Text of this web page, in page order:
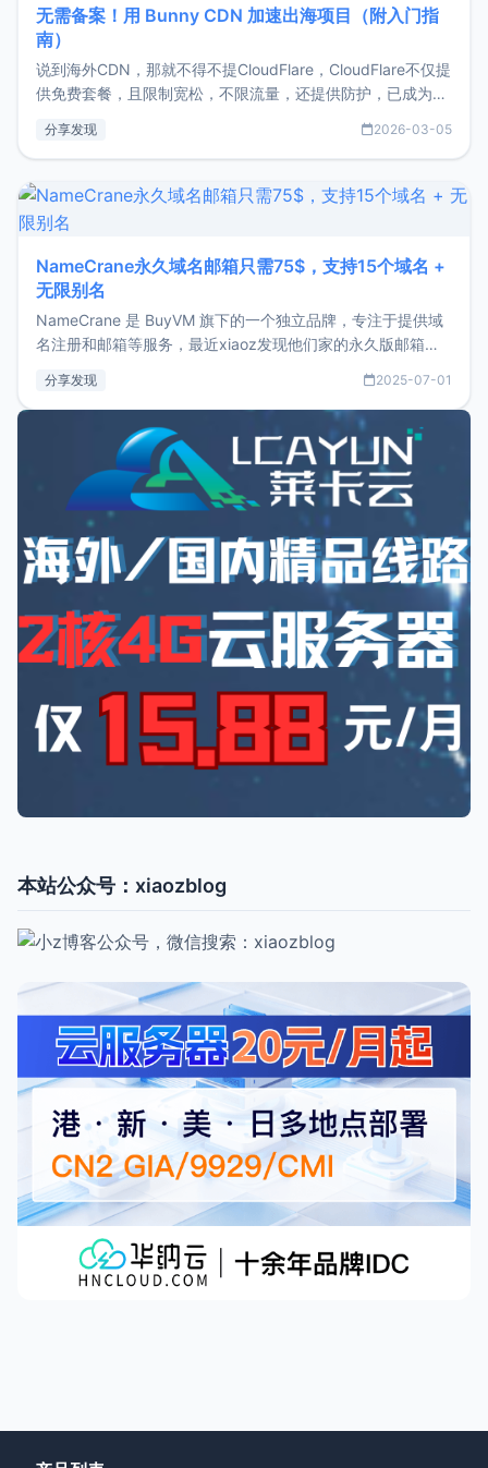
无需备案！用 Bunny CDN 加速出海项目（附入门指
南）
说到海外CDN，那就不得不提CloudFlare，CloudFlare不仅提
供免费套餐，且限制宽松，不限流量，还提供防护，已成为了
了，为啥还要选择其它海外CDN？这就不得不提CloudFlare免
分享发现 2026-03-05
NameCrane永久域名邮箱只需75$，支持15个域名 +
无限别名
NameCrane 是 BuyVM 旗下的一个独立品牌，专注于提供域
名注册和邮箱等服务，最近xiaoz发现他们家的永久版邮箱服
又实惠的域名邮箱，不妨尝试一下 NameCrane。注册
NameCraneNameCrane不支持直接注册，必须要购买
分享发现 2025-07-01
本站公众号：xiaozblog